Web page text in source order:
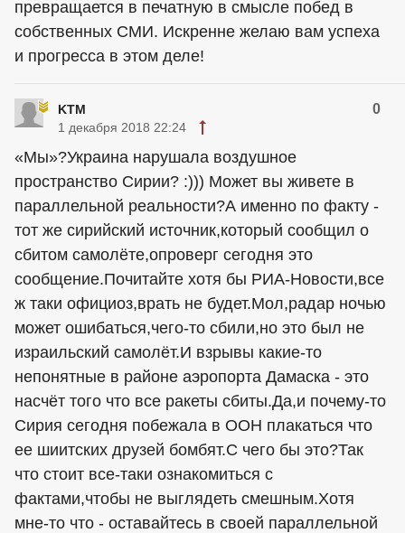
превращается в печатную в смысле побед в
собственных СМИ. Искренне желаю вам успеха
и прогресса в этом деле!
KTM 0
1 декабря 2018 22:24
«Мы»?Украина нарушала воздушное
пространство Сирии? :))) Может вы живете в
параллельной реальности?А именно по факту -
тот же сирийский источник,который сообщил о
сбитом самолёте,опроверг сегодня это
сообщение.Почитайте хотя бы РИА-Новости,все
ж таки официоз,врать не будет.Мол,радар ночью
может ошибаться,чего-то сбили,но это был не
израильский самолёт.И взрывы какие-то
непонятные в районе аэропорта Дамаска - это
насчёт того что все ракеты сбиты.Да,и почему-то
Сирия сегодня побежала в ООН плакаться что
ее шиитских друзей бомбят.С чего бы это?Так
что стоит все-таки ознакомиться с
фактами,чтобы не выглядеть смешным.Хотя
мне-то что - оставайтесь в своей параллельной